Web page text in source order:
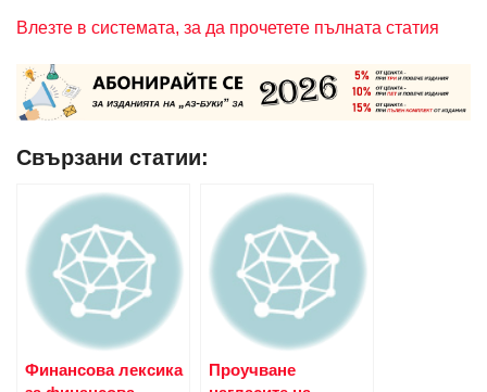
Влезте в системата, за да прочетете пълната статия
Свързани статии:
Финансова лексика
Проучване